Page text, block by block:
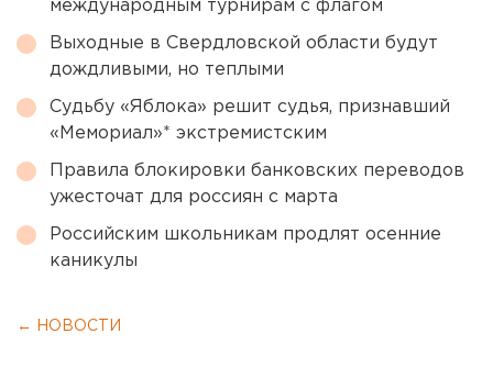
международным турнирам с флагом
Выходные в Свердловской области будут
дождливыми, но теплыми
Судьбу «Яблока» решит судья, признавший
«Мемориал»* экстремистским
Правила блокировки банковских переводов
ужесточат для россиян с марта
Российским школьникам продлят осенние
каникулы
← НОВОСТИ